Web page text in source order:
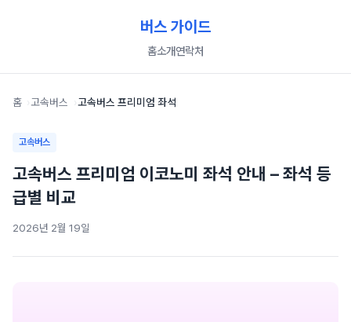
버스 가이드
홈소개연락처
홈 고속버스 고속버스 프리미엄 좌석
고속버스
고속버스 프리미엄 이코노미 좌석 안내 – 좌석 등
급별 비교
2026년 2월 19일